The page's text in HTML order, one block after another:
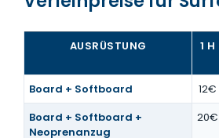
AUSRÜSTUNG 1 H
Board + Softboard
12€
Board + Softboard +
Neoprenanzug
20€